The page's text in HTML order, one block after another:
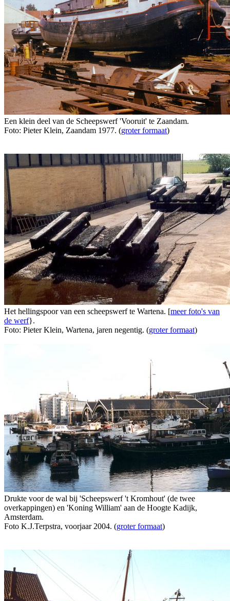
Een klein deel van de Scheepswerf 'Vooruit' te Zaandam.
Foto: Pieter Klein, Zaandam 1977. (groter formaat)
Het hellingspoor van een scheepswerf te Wartena. [meer foto's van
de werf}.
Foto: Pieter Klein, Wartena, jaren negentig. (groter formaat)
Drukte voor de wal bij 'Scheepswerf 't Kromhout' (de twee
overkappingen) en 'Koning William' aan de Hoogte Kadijk,
Amsterdam.
Foto K.J.Terpstra, voorjaar 2004. (groter formaat)